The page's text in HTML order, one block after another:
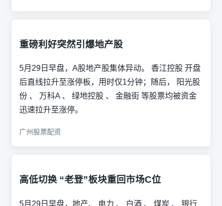
重磅利好突然引爆地产股
5月29日早盘，A股地产股集体异动。 香江控股 开盘
后直线拉升至涨停板，用时仅1分钟；随后， 阳光股
份 、 万科A 、 绿地控股 、 金融街 等股票均被资金
迅速拉升至涨停。
广州股票配资
高低切换 “老登”板块重回市场C位
5月29日早盘，地产、 电力 、 白酒 、 煤炭 、 银行